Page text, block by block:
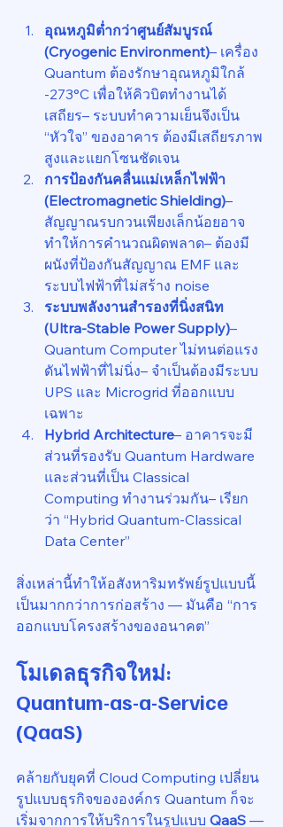
อุณหภูมิต่ำกว่าศูนย์สัมบูรณ์
(Cryogenic Environment)– เครื่อง
Quantum ต้องรักษาอุณหภูมิใกล้
-273°C เพื่อให้คิวบิตทำงานได้
เสถียร– ระบบทำความเย็นจึงเป็น
“หัวใจ” ของอาคาร ต้องมีเสถียรภาพ
สูงและแยกโซนชัดเจน
การป้องกันคลื่นแม่เหล็กไฟฟ้า
(Electromagnetic Shielding)–
สัญญาณรบกวนเพียงเล็กน้อยอาจ
ทำให้การคำนวณผิดพลาด– ต้องมี
ผนังที่ป้องกันสัญญาณ EMF และ
ระบบไฟฟ้าที่ไม่สร้าง noise
ระบบพลังงานสำรองที่นิ่งสนิท
(Ultra-Stable Power Supply)–
Quantum Computer ไม่ทนต่อแรง
ดันไฟฟ้าที่ไม่นิ่ง– จำเป็นต้องมีระบบ
UPS และ Microgrid ที่ออกแบบ
เฉพาะ
Hybrid Architecture– อาคารจะมี
ส่วนที่รองรับ Quantum Hardware
และส่วนที่เป็น Classical
Computing ทำงานร่วมกัน– เรียก
ว่า “Hybrid Quantum-Classical
Data Center”
สิ่งเหล่านี้ทำให้อสังหาริมทรัพย์รูปแบบนี้
เป็นมากกว่าการก่อสร้าง — มันคือ “การ
ออกแบบโครงสร้างของอนาคต”
โมเดลธุรกิจใหม่:
Quantum-as-a-Service
(QaaS)
คล้ายกับยุคที่ Cloud Computing เปลี่ยน
รูปแบบธุรกิจขององค์กร Quantum ก็จะ
เริ่มจากการให้บริการในรูปแบบ QaaS —